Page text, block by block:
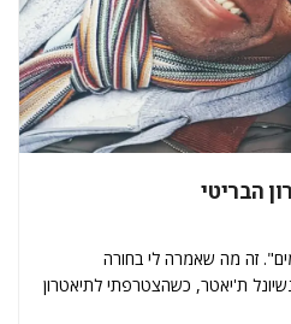
הבריטי
זה מה שאמרה לי בחורה
ת'יאטר, כשהצטרפתי לתיאטרון